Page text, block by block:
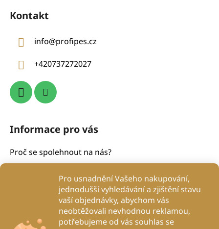
Pro usnadnění Vašeho nakupování,
jednodušší vyhledávání a zjištění stavu
vaší objednávky, abychom vás
neobtěžovali nevhodnou reklamou,
potřebujeme od vás souhlas se
Kontakt
info@profipes.cz
+420737272027
Informace pro vás
Proč se spolehnout na nás?
Obchodní podmínky
Podmínky ochrany osobních údajů
Proč to děláme?
Blog